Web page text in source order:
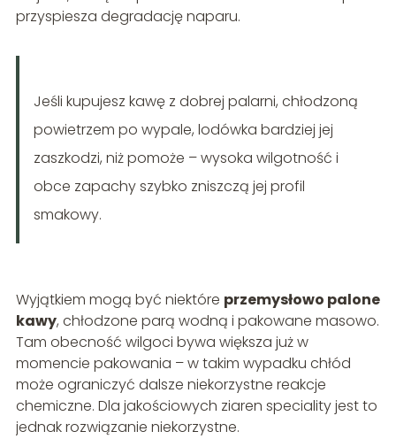
przyspiesza degradację naparu.
Jeśli kupujesz kawę z dobrej palarni, chłodzoną
powietrzem po wypale, lodówka bardziej jej
zaszkodzi, niż pomoże – wysoka wilgotność i
obce zapachy szybko zniszczą jej profil
smakowy.
Wyjątkiem mogą być niektóre przemysłowo palone
kawy, chłodzone parą wodną i pakowane masowo.
Tam obecność wilgoci bywa większa już w
momencie pakowania – w takim wypadku chłód
może ograniczyć dalsze niekorzystne reakcje
chemiczne. Dla jakościowych ziaren speciality jest to
jednak rozwiązanie niekorzystne.